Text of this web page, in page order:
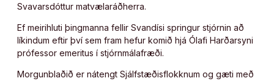
Svavars­dótt­ur mat­vælaráðherra.
Ef meirihluti þingmanna fellir Svandísi springur stjórnin að
líkindum eftir því sem fram hefur komið hjá Ólafi Harðarsyni
prófessor emeritus í stjórnmálafræði.
Morgunblaðið er nátengt Sjálfstæðisflokknum og gæti með